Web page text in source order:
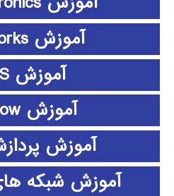
آموزش SolidWorks
آموزش SPSS
آموزش stateflow
آموزش
آموزش شبکه